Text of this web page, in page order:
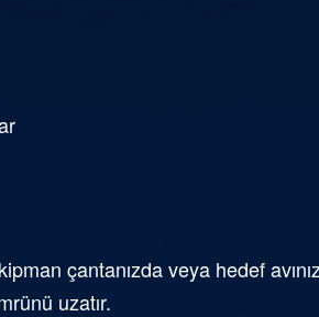
çantanızda veya hedef
uzatır.